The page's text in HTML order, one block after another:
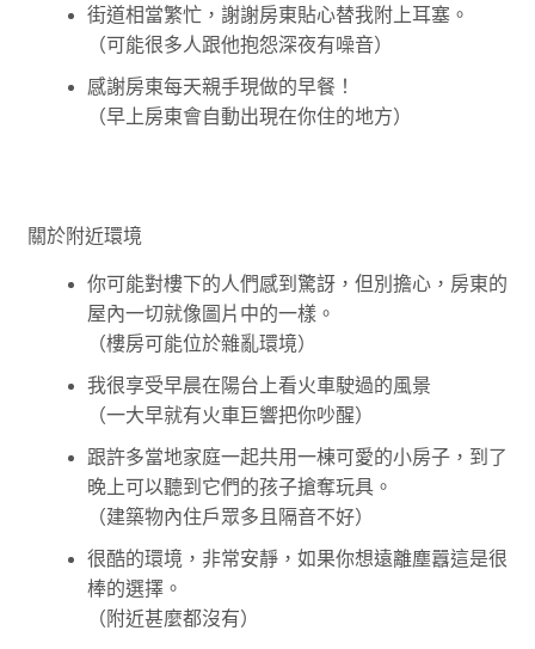
街道相當繁忙，謝謝房東貼心替我附上耳塞。
（可能很多人跟他抱怨深夜有噪音）
感謝房東每天親手現做的早餐！
（早上房東會自動出現在你住的地方）
關於附近環境
你可能對樓下的人們感到驚訝，但別擔心，房東的
屋內一切就像圖片中的一樣。
（樓房可能位於雜亂環境）
我很享受早晨在陽台上看火車駛過的風景
（一大早就有火車巨響把你吵醒）
跟許多當地家庭一起共用一棟可愛的小房子，到了
晚上可以聽到它們的孩子搶奪玩具。
（建築物內住戶眾多且隔音不好）
很酷的環境，非常安靜，如果你想遠離塵囂這是很
棒的選擇。
（附近甚麼都沒有）